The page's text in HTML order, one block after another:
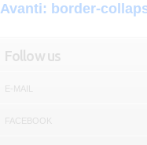
Avanti: border-
Follow us
E-MAIL
FACEBOOK